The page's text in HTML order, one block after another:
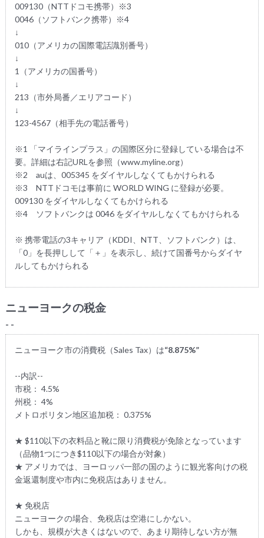
009130（NTTドコモ携帯）※3
0046（ソフトバンク携帯）※4
↓
010（アメリカの国際電話識別番号）
↓
1（アメリカの国番号）
↓
213（市外局番／エリアコード）
↓
123-4567（相手先の電話番号）
※1 「マイラインプラス」の国際区分に登録している場合は不
要。詳細は右記URLを参照（www.myline.org）
※2 auは、005345 をダイヤルしなくてもかけられる
※3 NTTドコモは事前に WORLD WING に登録が必要。
009130 をダイヤルしなくてもかけられる
※4 ソフトバンクは 0046 をダイヤルしなくてもかけられる
※ 携帯電話の3キャリア（KDDI、NTT、ソフトバンク）は、
「0」を長押しして「＋」を表示し、続けて国番号からダイヤ
ルしてもかけられる
ニューヨークの税金
- -
ニューヨーク市の消費税（Sales Tax）は“8.875%”
--内訳--
市税： 4.5%
州税： 4%
メトロポリタン地区追加税： 0.375%
★ $110以下の衣料品と靴に限り消費税が免除となっています
（品物1つにつき$110以下の場合が対象）
★ アメリカでは、ヨーロッパ一部の国のように観光客向けの税
金返還制度や市内に免税店はありません。
★ 免税店
ニューヨークの場合、免税店は空港にしかない。
しかも、規模が大きくはないので、あまり期待しない方が無